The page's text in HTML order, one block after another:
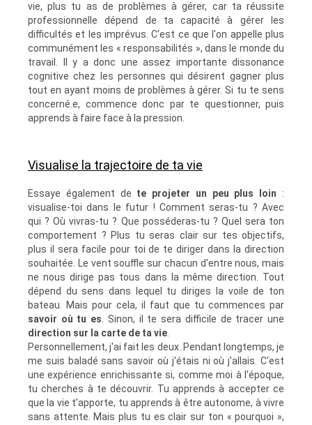
vie, plus tu as de problèmes à gérer, car ta réussite
professionnelle dépend de ta capacité à gérer les
difficultés et les imprévus. C'est ce que l'on appelle plus
communément les « responsabilités », dans le monde du
travail. Il y a donc une assez importante dissonance
cognitive chez les personnes qui désirent gagner plus
tout en ayant moins de problèmes à gérer. Si tu te sens
concerné.e, commence donc par te questionner, puis
apprends à faire face à la pression.
Visualise la trajectoire de ta vie
Essaye également de te projeter un peu plus loin :
visualise-toi dans le futur ! Comment seras-tu ? Avec
qui ? Où vivras-tu ? Que posséderas-tu ? Quel sera ton
comportement ? Plus tu seras clair sur tes objectifs,
plus il sera facile pour toi de te diriger dans la direction
souhaitée. Le vent souffle sur chacun d'entre nous, mais
ne nous dirige pas tous dans la même direction. Tout
dépend du sens dans lequel tu diriges la voile de ton
bateau. Mais pour cela, il faut que tu commences par
savoir où tu es . Sinon, il te sera difficile de tracer une
direction sur la carte de ta vie
Personnellement, j'ai fait les deux. Pendant longtemps, je
me suis baladé sans savoir où j'étais ni où j'allais. C'est
une expérience enrichissante si, comme moi à l'époque,
tu cherches à te découvrir. Tu apprends à accepter ce
que la vie t'apporte, tu apprends à être autonome, à vivre
sans attente. Mais plus tu es clair sur ton « pourquoi »,